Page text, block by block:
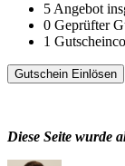
5Angebot
0 Geprüfter
1
Gutschein Einlösen
Diese Seite wurde